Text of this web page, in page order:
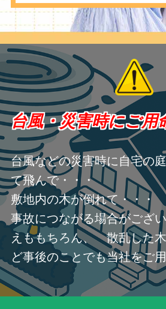
台風・災害時にご用
台風などの災害時に自宅の
て飛んで・・・
敷地内の木が倒れて・・・
事故につながる場合がござ
えももちろん、 散乱した
ど事後のことでも当社をご